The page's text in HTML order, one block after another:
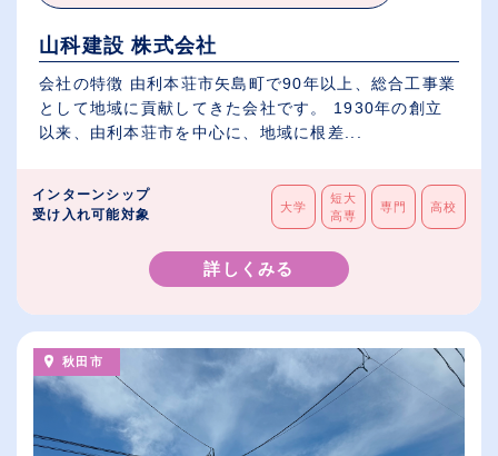
山科建設 株式会社
会社の特徴 由利本荘市矢島町で90年以上、総合工事業
として地域に貢献してきた会社です。 1930年の創立
以来、由利本荘市を中心に、地域に根差...
インターンシップ
受け入れ可能対象
大学
短大
高専
専門 高校
詳しくみる
秋田市